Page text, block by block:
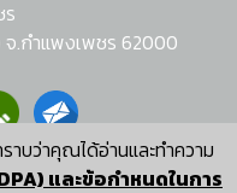
าบว่าคุณได้อ่านและทำความ
และข้อกำหนดในการ
จ.กำแพงเพชร 62000
พวงผกา